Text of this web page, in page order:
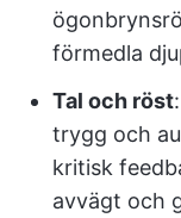
förmedla
Tal och röst
trygg och
kritisk
avvägt och